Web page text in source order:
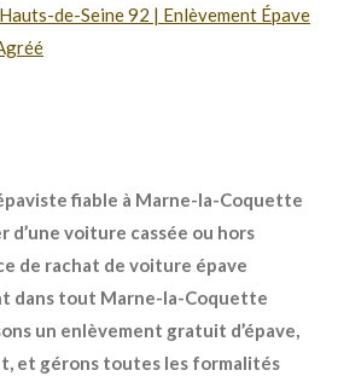
de-Seine 92 | Enlèvement Épave
fiable à Marne-la-Coquette
d’une voiture cassée ou hors
de rachat de voiture épave
dans tout Marne-la-Coquette
un enlèvement gratuit d’épave,
et gérons toutes les formalités